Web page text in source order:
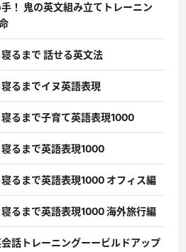
！ 鬼の英文組み立てトレーニン
るまで 話せる英文法
寝るまでイヌ英語表現
寝るまで子育て英語表現1000
寝るまで英語表現1000
寝るまで英語表現1000 オフィス編
寝るまで英語表現1000 海外旅行編
会話トレーニングーービルドアップ